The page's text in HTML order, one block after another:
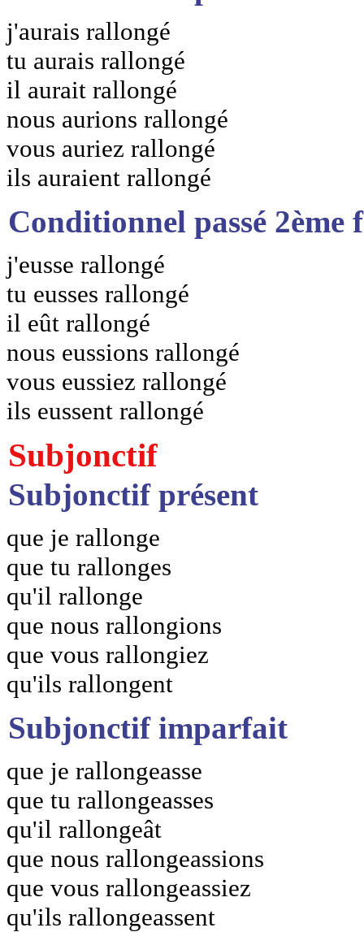
j'aurais rallongé
tu aurais rallongé
il aurait rallongé
nous aurions rallongé
vous auriez rallongé
ils auraient rallongé
Conditionnel passé 2ème
j'eusse rallongé
tu eusses rallongé
il eût rallongé
nous eussions rallongé
vous eussiez rallongé
ils eussent rallongé
Subjonctif
Subjonctif présent
que je rallonge
que tu rallonges
qu'il rallonge
que nous rallongions
que vous rallongiez
qu'ils rallongent
Subjonctif imparfait
que je rallongeasse
que tu rallongeasses
qu'il rallongeât
que nous rallongeassions
que vous rallongeassiez
qu'ils rallongeassent